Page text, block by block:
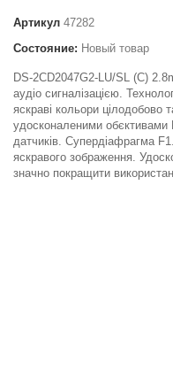
Артикул 47282
Состояние: Новый товар
DS-2CD2047G2-LU/SL (C)
аудіо сигналізацією.
яскраві кольори цілодобово
удосконаленими обєктивами
датчиків. Супердіафрагма
яскравого зображення.
значно покращити